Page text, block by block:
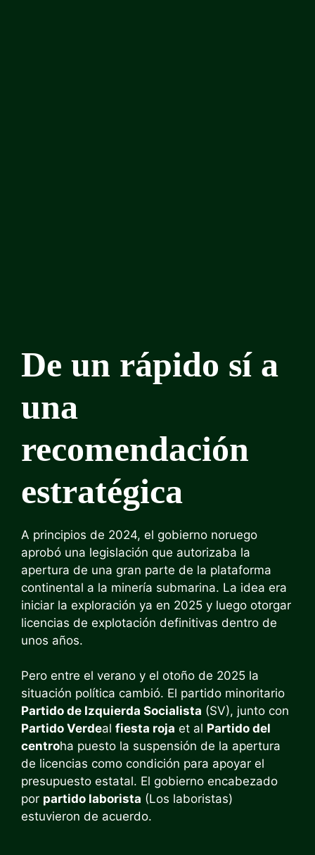
De un rápido sí a
una
recomendación
estratégica
A principios de 2024, el gobierno noruego
aprobó una legislación que autorizaba la
apertura de una gran parte de la plataforma
continental a la minería submarina. La idea era
iniciar la exploración ya en 2025 y luego otorgar
licencias de explotación definitivas dentro de
unos años.
Pero entre el verano y el otoño de 2025 la
situación política cambió. El partido minoritario
Partido de Izquierda Socialista (SV), junto con
Partido Verdeal fiesta roja et al Partido del
centroha puesto la suspensión de la apertura
de licencias como condición para apoyar el
presupuesto estatal. El gobierno encabezado
por partido laborista (Los laboristas)
estuvieron de acuerdo.